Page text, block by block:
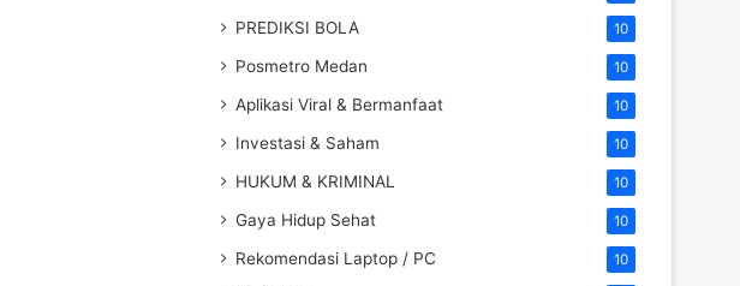
PREDIKSI BOLA 10
Posmetro Medan 10
Aplikasi Viral & Bermanfaat 10
Investasi & Saham 10
HUKUM & KRIMINAL 10
Gaya Hidup Sehat 10
Rekomendasi Laptop / PC 10